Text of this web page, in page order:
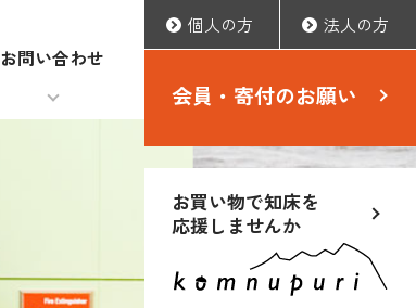
お問い合わせ
個人の方 法人の方
会員・寄付のお願い
お買い物で知床を
応援しませんか